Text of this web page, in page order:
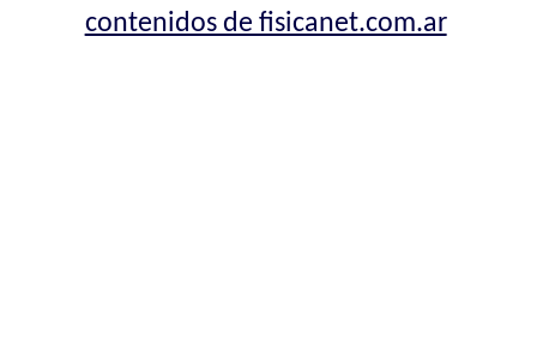
contenidos de fisicanet.com.ar